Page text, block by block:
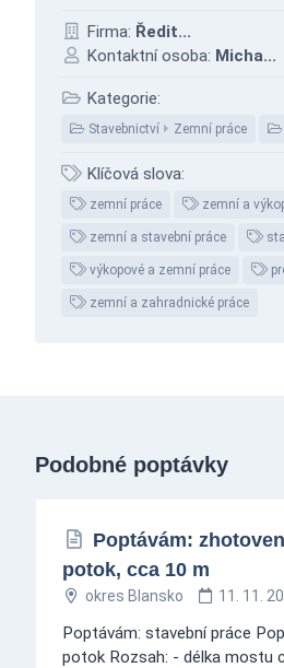
Firma: Ředit...
Kontaktní osoba: Micha...
Kategorie:
Stavebnictví Zemní práce
Klíčová slova:
zemní práce zemní a
zemní a stavební práce
výkopové a zemní práce
zemní a zahradnické práce
Podobné poptávky
Poptávám:
potok, cca 10 m
okres Blansko 11. 11.
Poptávám: stavební práce
potok Rozsah: - délka mostu